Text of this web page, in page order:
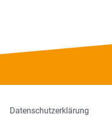
Datenschutzerklärung